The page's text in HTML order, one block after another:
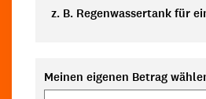
z. B. Regenwassertank für
Meinen eigenen Betrag